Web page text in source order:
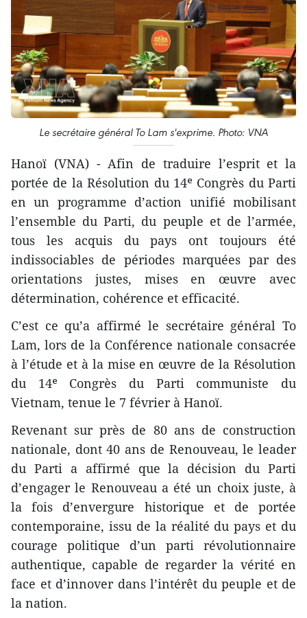
Le secrétaire général To Lam s'exprime. Photo: VNA
Hanoï (VNA) - Afin de traduire l’esprit et la
portée de la Résolution du 14ᵉ Congrès du Parti
en un programme d’action unifié mobilisant
l’ensemble du Parti, du peuple et de l’armée,
tous les acquis du pays ont toujours été
indissociables de périodes marquées par des
orientations justes, mises en œuvre avec
détermination, cohérence et efficacité.
C’est ce qu’a affirmé le secrétaire général To
Lam, lors de la Conférence nationale consacrée
à l’étude et à la mise en œuvre de la Résolution
du 14ᵉ Congrès du Parti communiste du
Vietnam, tenue le 7 février à Hanoï.
Revenant sur près de 80 ans de construction
nationale, dont 40 ans de Renouveau, le leader
du Parti a affirmé que la décision du Parti
d’engager le Renouveau a été un choix juste, à
la fois d’envergure historique et de portée
contemporaine, issu de la réalité du pays et du
courage politique d’un parti révolutionnaire
authentique, capable de regarder la vérité en
face et d’innover dans l’intérêt du peuple et de
la nation.